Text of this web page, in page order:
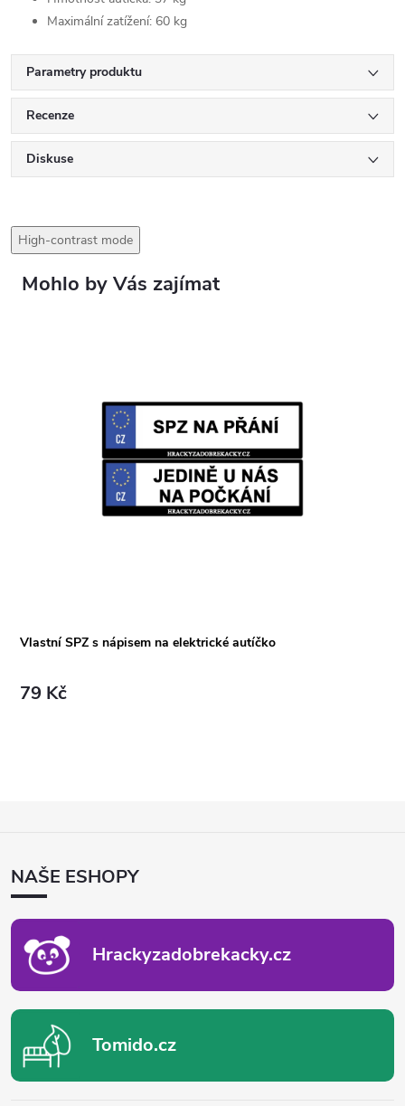
Maximální zatížení: 60 kg
Parametry produktu
Recenze
Diskuse
High-contrast mode
Vlastní SPZ s nápisem na elektrické autíčko
79 Kč
ANAŠE ESHOPY
Hrackyzadobrekacky.cz
Tomido.cz